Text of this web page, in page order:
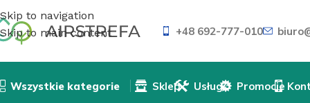
Skip to navigation
Skip to main content
+48 692-777-010
Wszystkie kategorie Sklep Usługi Promocje